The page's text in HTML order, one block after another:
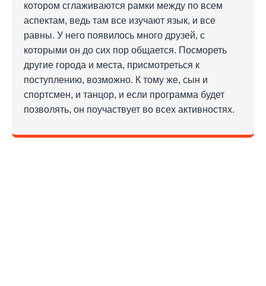
котором сглаживаются рамки между по всем
аспектам, ведь там все изучают язык, и все
равны. У него появилось много друзей, с
которыми он до сих пор общается. Посмореть
другие города и места, присмотреться к
поступлению, возможно. К тому же, сын и
спортсмен, и танцор, и если программа будет
позволять, он поучаствует во всех активностях.